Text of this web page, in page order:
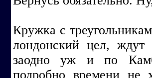
Кружка с
лондонский цел, ждут
заодно уж и по
подробно времени не